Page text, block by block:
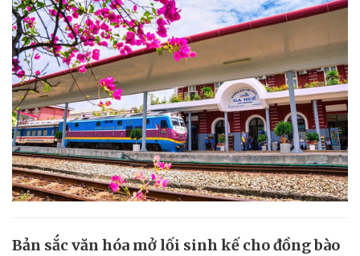
Bản sắc văn hóa mở lối sinh kế cho đồng bào